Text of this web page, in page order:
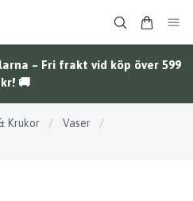
– Fri frakt vid köp över 599
kr! 🚚
Krukor / Vaser
/